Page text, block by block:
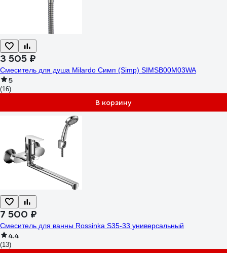
3 505 ₽
Смеситель для душа Milardo Симп (Simp) SIMSB00M03WA
5
(16)
В корзину
7 500 ₽
Смеситель для ванны Rossinka S35-33 универсальный
4.4
(13)